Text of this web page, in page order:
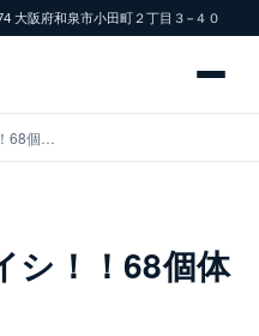
大阪府和泉市小田町２丁目３−４０
68個…
シ！！68個体